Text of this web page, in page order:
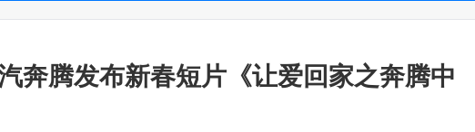
奔腾发布新春短片《让爱回家之奔腾中